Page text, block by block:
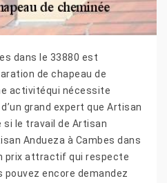
dans le 33880 est
de chapeau de
activitéqui nécessite
grand expert que Artisan
si le travail de Artisan
Andueza à Cambes dans
prix attractif qui respecte
encore demandez